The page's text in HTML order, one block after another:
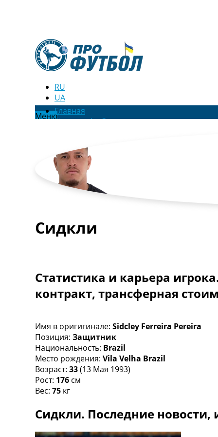
RU
UA
МенюГлавная
Новости футбола
Новости футбола Украины
Последние комментарии
Конкурс прогнозов
Логин
Рейтинги
Турниры
Англия. Премьер Лига
Испания. Ла Лига
Другие Турниры >>>
Таблицы групп Чемпионата Мира
Украина. Премьер-Лига
Украина. Первая Лига
Лига Чемпионов. Таблицы групп
Англия. Премьер-Лига
Испания. Ла Лига
Рейтинг стран УЕФА
Рейтинг клубов УЕФА
Рейтинг ФИФА
Сидкли
Статистика и карьера
контракт, трансферная
Имя в оригигинале: Sidcley Ferreira Pereira
Позиция: Защитник
Национальность: Brazil
Место рождения: Vila Velha Brazil
Возраст: 33(13 Мая 1993)
Рост: 176 см
Вес: 75 кг
Сидкли. Последние новости,